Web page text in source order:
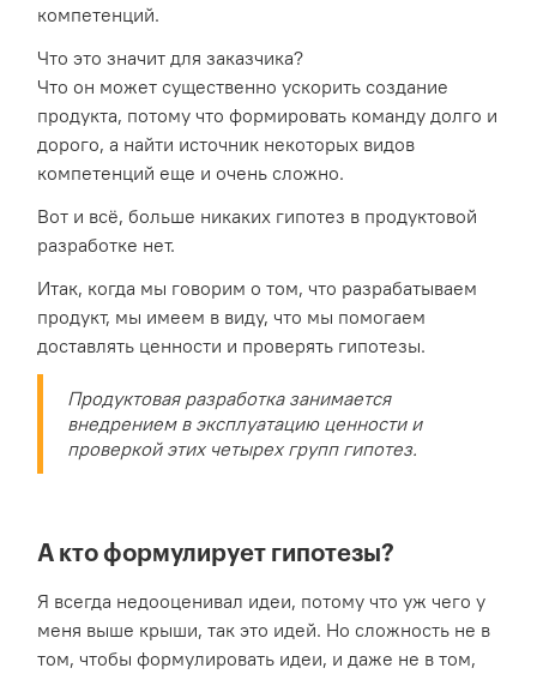
компетенций.
Что это значит для заказчика?
Что он может существенно ускорить создание
продукта, потому что формировать команду долго и
дорого, а найти источник некоторых видов
компетенций еще и очень сложно.
Вот и всё, больше никаких гипотез в продуктовой
разработке нет.
Итак, когда мы говорим о том, что разрабатываем
продукт, мы имеем в виду, что мы помогаем
доставлять ценности и проверять гипотезы.
Продуктовая разработка занимается
внедрением в эксплуатацию ценности и
проверкой этих четырех групп гипотез.
А кто формулирует гипотезы?
Я всегда недооценивал идеи, потому что уж чего у
меня выше крыши, так это идей. Но сложность не в
том, чтобы формулировать идеи, и даже не в том,